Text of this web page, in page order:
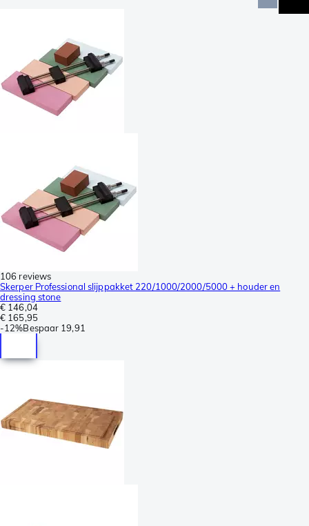
106 reviews
Skerper Professional slijppakket 220/1000/2000/5000 + houder en
dressing stone
€ 146,04
€ 165,95
-12%Bespaar 19,91